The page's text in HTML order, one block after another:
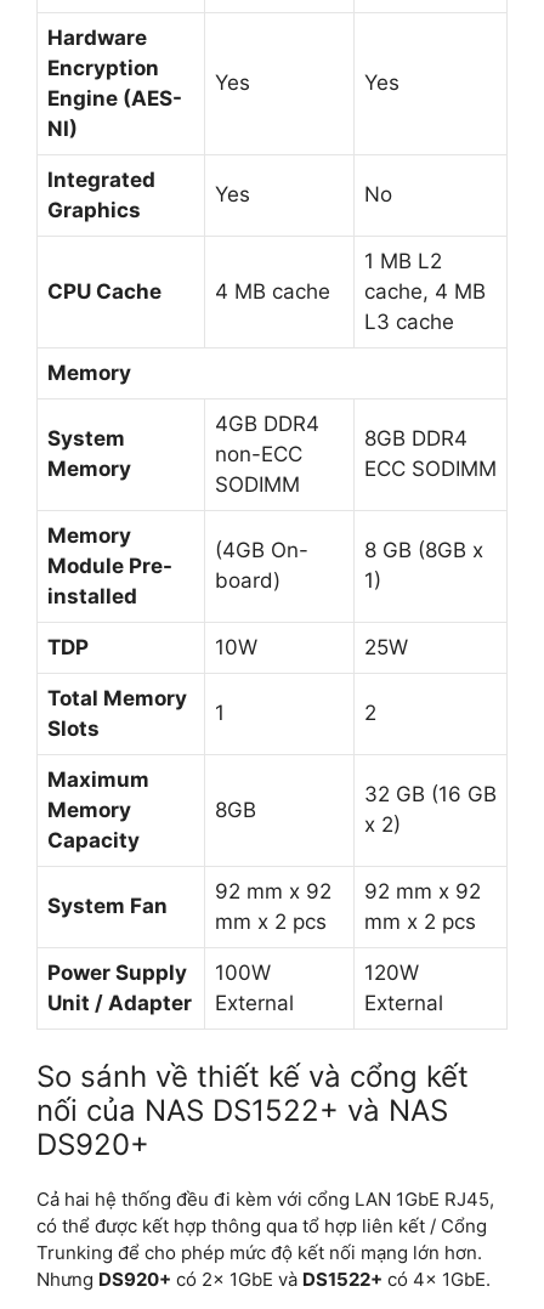
Hardware
Encryption
Engine (AES-
NI)
Yes Yes
Integrated
Graphics
Yes No
CPU Cache 4 MB cache
1 MB L2
cache, 4 MB
L3 cache
Memory
System
Memory
4GB DDR4
non-ECC
SODIMM
8GB DDR4
ECC SODIMM
Memory
Module Pre-
installed
(4GB On-
board)
8 GB (8GB x
1)
TDP 10W 25W
Total Memory
Slots
1 2
Maximum
Memory
Capacity
8GB
32 GB (16 GB
x 2)
System Fan
92 mm x 92
mm x 2 pcs
92 mm x 92
mm x 2 pcs
Power Supply
Unit / Adapter
100W
External
120W
External
So sánh về thiết kế và cổng kết
nối của NAS DS1522+ và NAS
DS920+
Cả hai hệ thống đều đi kèm với cổng LAN 1GbE RJ45,
có thể được kết hợp thông qua tổ hợp liên kết / Cổng
Trunking để cho phép mức độ kết nối mạng lớn hơn.
Nhưng DS920+ có 2x 1GbE và DS1522+ có 4x 1GbE.